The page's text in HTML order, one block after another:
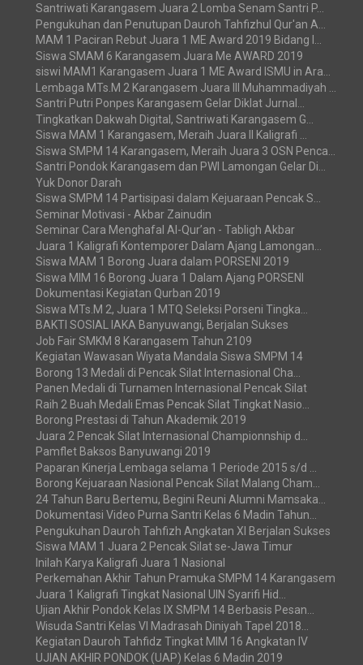
Santriwati Karangasem Juara 2 Lomba Senam Santri P...
Pengukuhan dan Penutupan Dauroh Tahfizhul Qur'an A...
MAM 1 Paciran Rebut Juara 1 ME Award 2019 Bidang I...
Siswa SMAM 6 Karangasem Juara Me AWARD 2019
siswi MAM1 Karangasem Juara 1 ME Award ISMU in Ara...
Lembaga MTs.M 2 Karangasem Juara III Muhammadiyah ...
Santri Putri Ponpes Karangasem Gelar Diklat Jurnal...
Tingkatkan Dakwah Digital, Santriwati Karangasem G...
Siswa MAM 1 Karangasem, Meraih Juara II Kaligrafi ...
Siswa SMPM 14 Karangasem, Meraih Juara 3 OSN Penca...
Santri Pondok Karangasem dan PWI Lamongan Gelar Di...
Yuk Donor Darah
Siswa SMPM 14 Partisipasi dalam Kejuaraan Pencak S...
Seminar Motivasi - Akbar Zainudin
Seminar Cara Menghafal Al-Qur’an - Tabligh Akbar
Juara 1 Kaligrafi Kontemporer Dalam Ajang Lamongan...
Siswa MAM 1 Borong Juara dalam PORSENI 2019
Siswa MIM 16 Borong Juara 1 Dalam Ajang PORSENI
Dokumentasi Kegiatan Qurban 2019
Siswa MTs.M 2, Juara 1 MTQ Seleksi Porseni Tingka...
BAKTI SOSIAL IAKA Banyuwangi, Berjalan Sukses
Job Fair SMKM 8 Karangasem Tahun 2109
Kegiatan Wawasan Wiyata Mandala Siswa SMPM 14
Borong 13 Medali di Pencak Silat Internasional Cha...
Panen Medali di Turnamen Internasional Pencak Silat
Raih 2 Buah Medali Emas Pencak Silat Tingkat Nasio...
Borong Prestasi di Tahun Akademik 2019
Juara 2 Pencak Silat Internasional Championnship d...
Pamflet Baksos Banyuwangi 2019
Paparan Kinerja Lembaga selama 1 Periode 2015 s/d ...
Borong Kejuaraan Nasional Pencak Silat Malang Cham...
24 Tahun Baru Bertemu, Begini Reuni Alumni Mamsaka...
Dokumentasi Video Purna Santri Kelas 6 Madin Tahun...
Pengukuhan Dauroh Tahfizh Angkatan XI Berjalan Sukses
Siswa MAM 1 Juara 2 Pencak Silat se-Jawa Timur
Inilah Karya Kaligrafi Juara 1 Nasional
Perkemahan Akhir Tahun Pramuka SMPM 14 Karangasem
Juara 1 Kaligrafi Tingkat Nasional UIN Syarifi Hid...
Ujian Akhir Pondok Kelas IX SMPM 14 Berbasis Pesan...
Wisuda Santri Kelas VI Madrasah Diniyah Tapel 2018...
Kegiatan Dauroh Tahfidz Tingkat MIM 16 Angkatan IV
UJIAN AKHIR PONDOK (UAP) Kelas 6 Madin 2019